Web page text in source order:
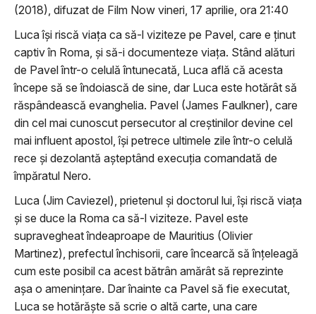
(2018), difuzat de Film Now vineri, 17 aprilie, ora 21:40
Luca își riscă viața ca să-l viziteze pe Pavel, care e ținut
captiv în Roma, și să-i documenteze viața. Stând alături
de Pavel într-o celulă întunecată, Luca află că acesta
începe să se îndoiască de sine, dar Luca este hotărât să
răspândească evanghelia. Pavel (James Faulkner), care
din cel mai cunoscut persecutor al creștinilor devine cel
mai influent apostol, își petrece ultimele zile într-o celulă
rece și dezolantă așteptând execuția comandată de
împăratul Nero.
Luca (Jim Caviezel), prietenul și doctorul lui, își riscă viața
și se duce la Roma ca să-l viziteze. Pavel este
supravegheat îndeaproape de Mauritius (Olivier
Martinez), prefectul închisorii, care încearcă să înțeleagă
cum este posibil ca acest bătrân amărât să reprezinte
așa o amenințare. Dar înainte ca Pavel să fie executat,
Luca se hotărăște să scrie o altă carte, una care